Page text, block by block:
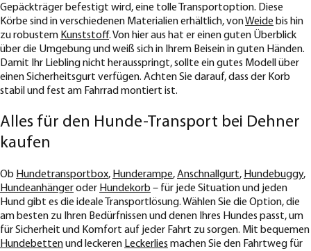
Gepäckträger befestigt wird, eine tolle Transportoption. Diese
Körbe sind in verschiedenen Materialien erhältlich, vonWeide bis hin
zu robustem Kunststoff. Von hier aus hat er einen guten Überblick
über die Umgebung und weiß sich in Ihrem Beisein in guten Händen.
Damit Ihr Liebling nicht herausspringt, sollte ein gutes Modell über
einen Sicherheitsgurt verfügen. Achten Sie darauf, dass der Korb
stabil und fest am Fahrrad montiert ist.
Alles für den Hunde-Transport bei Dehner
kaufen
Ob Hundetransportbox, Hunderampe,Anschnallgurt, Hundebuggy,
Hundeanhängeroder Hundekorb – für jede Situation und jeden
Hund gibt es die ideale Transportlösung. Wählen Sie die Option, die
am besten zu Ihren Bedürfnissen und denen Ihres Hundes passt, um
für Sicherheit und Komfort auf jeder Fahrt zu sorgen. Mit bequemen
Hundebettenund leckeren Leckerlies machen Sie den Fahrtweg für